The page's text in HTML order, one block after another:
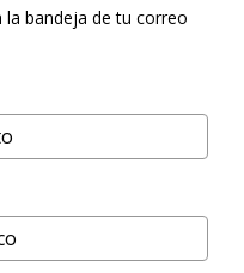
la bandeja de tu correo